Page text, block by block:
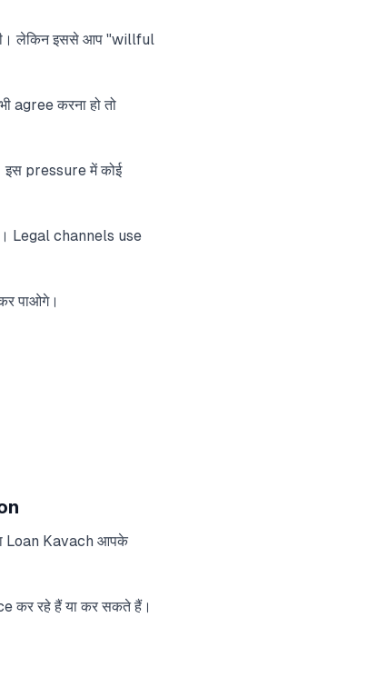
लेकिन इससे आप "willful
करना हो तो
इस pressure में कोई
Legal channels use
पाओगे।
Loan Kavach आपके
कर रहे हैं या कर सकते हैं।